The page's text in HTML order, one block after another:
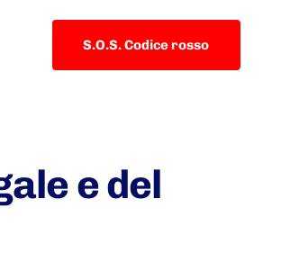
S.O.S. Codice rosso
e del